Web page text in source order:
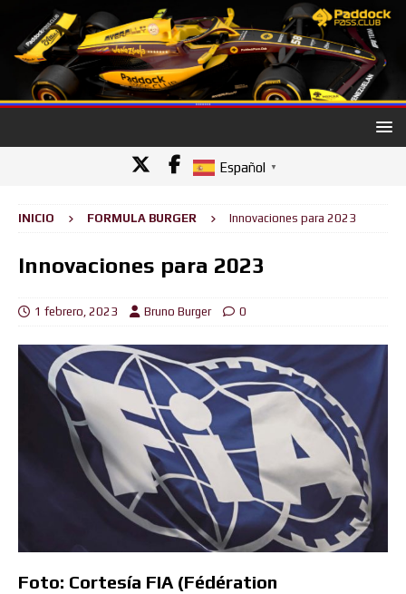
Español ▼
INICIO FORMULA BURGER Innovaciones para 2023
Innovaciones para 2023
1 febrero, 2023 Bruno Burger 0
Foto: Cortesía FIA (Fédération